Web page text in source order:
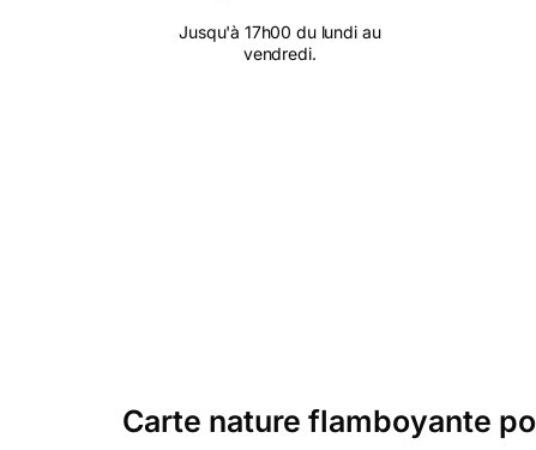
Jusqu'à 17h00 du lundi au
vendredi.
Carte nature flamboyante